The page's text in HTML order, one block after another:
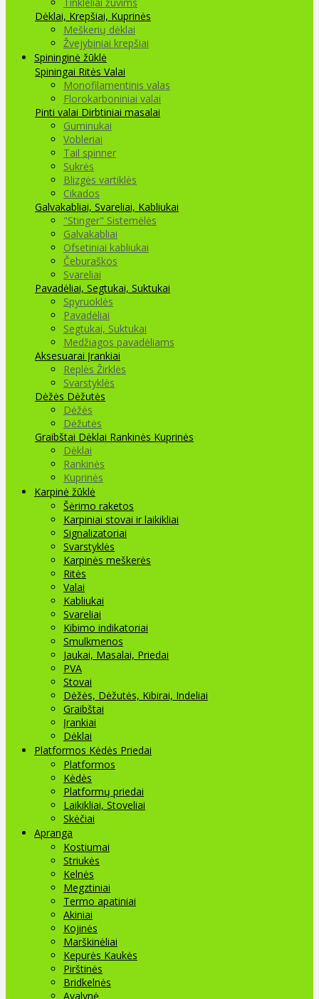
Dėklai, Krepšiai, Kuprinės
Meškerių dėklai
Žvejybiniai krepšiai
Spininginė žūklė
Spiningai Ritės Valai
Monofilamentinis valas
Florokarboniniai valai
Pinti valai Dirbtiniai masalai
Guminukai
Vobleriai
Tail spinner
Sukrės
Blizgės vartiklės
Cikados
Galvakabliai, Svareliai, Kabliukai
"Stinger" Sistemėlės
Galvakabliai
Ofsetiniai kabliukai
Čeburaškos
Svareliai
Pavadėliai, Segtukai, Suktukai
Spyruoklės
Pavadėliai
Segtukai, Suktukai
Medžiagos pavadėliams
Aksesuarai Įrankiai
Replės Žirklės
Svarstyklės
Dėžės Dėžutės
Dėžės
Dėžutės
Graibštai Dėklai Rankinės Kuprinės
Dėklai
Rankinės
Kuprinės
Karpinė žūklė
Šėrimo raketos
Karpiniai stovai ir laikikliai
Signalizatoriai
Svarstyklės
Karpinės meškerės
Ritės
Valai
Kabliukai
Svareliai
Kibimo indikatoriai
Smulkmenos
Jaukai, Masalai, Priedai
PVA
Stovai
Dėžės, Dėžutės, Kibirai, Indeliai
Graibštai
Įrankiai
Dėklai
Platformos Kėdės Priedai
Platformos
Kėdės
Platformų priedai
Laikikliai, Stoveliai
Skėčiai
Apranga
Kostiumai
Striukės
Kelnės
Megztiniai
Termo apatiniai
Akiniai
Kojinės
Marškinėliai
Kepurės Kaukės
Pirštinės
Bridkelnės
Avalynė